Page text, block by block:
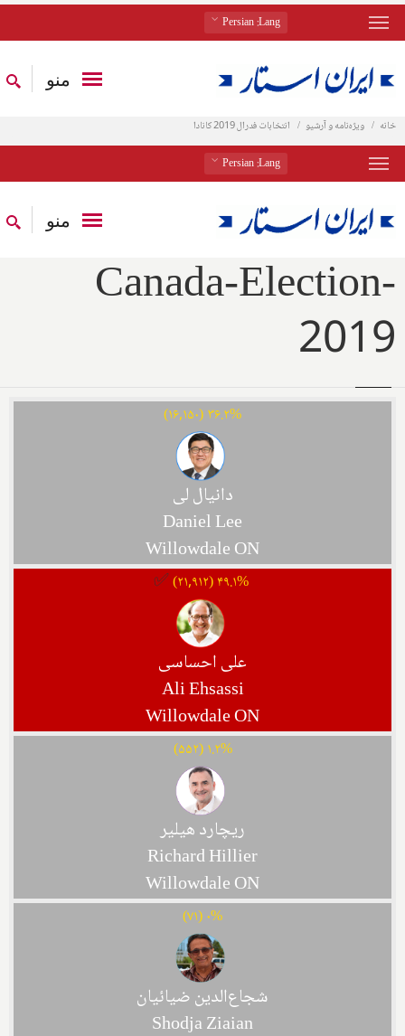
Lang
: Persian
منو
خانه ویژه‌نامه و آرشیو انتخابات فدرال 2019 کانادا
Lang
: Persian
منو
Canada-Election-
2019
۳۶.۲% (۱۶,۱۵۰)
دانیال لی
Daniel Lee
Willowdale ON
۴۹.۱% (۲۱,۹۱۲) ✅
علی احساسی
Ali Ehsassi
Willowdale ON
۱.۲% (۵۵۲)
ریچارد هیلیر
Richard Hillier
Willowdale ON
۰% (۷۱)
شجاع‌الدین ضیائیان
Shodja Ziaian